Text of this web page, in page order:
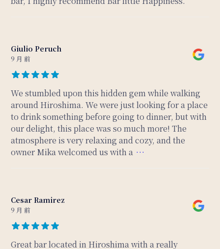
Giulio Peruch
9 月 前
We stumbled upon this hidden gem while walking
around Hiroshima. We were just looking for a place
to drink something before going to dinner, but with
our delight, this place was so much more! The
atmosphere is very relaxing and cozy, and the
owner Mika welcomed us with a …
Cesar Ramirez
9 月 前
Great bar located in Hiroshima with a really